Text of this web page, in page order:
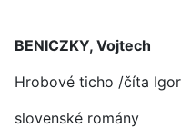
BENICZKY, Vojtech
Hrobové ticho /číta
slovenské romány